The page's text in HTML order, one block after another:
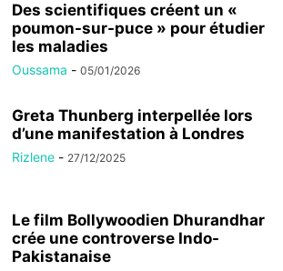
Des scientifiques créent un «
poumon-sur-puce » pour étudier
les maladies
Oussama - 05/01/2026
Greta Thunberg interpellée lors
d’une manifestation à Londres
Rizlene - 27/12/2025
Le film Bollywoodien Dhurandhar
crée une controverse Indo-
Pakistanaise